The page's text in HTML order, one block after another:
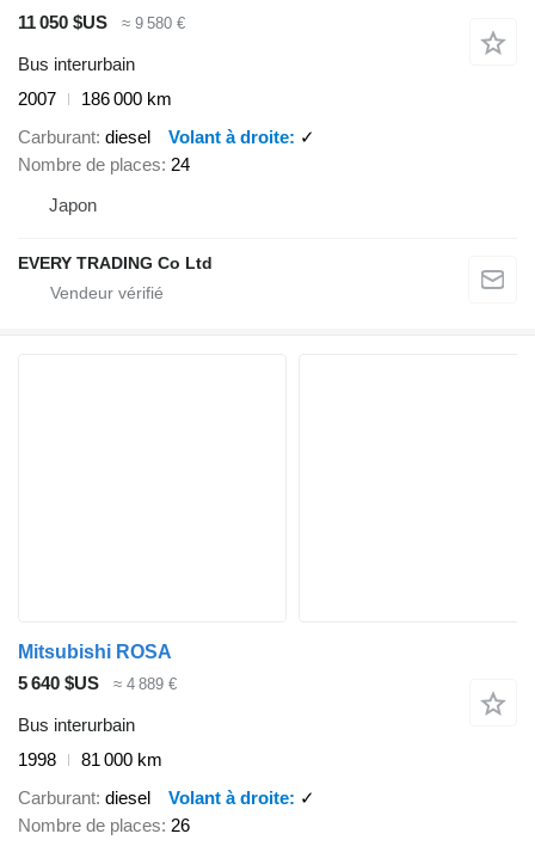
11 050 $US
≈ 9 580 €
Bus interurbain
2007
186 000 km
Carburant diesel Volant à droite
✓
Nombre de places 24
Japon
EVERY TRADING Co Ltd
Mitsubishi ROSA
5 640 $US
≈ 4 889 €
Bus interurbain
1998
81 000 km
Carburant diesel Volant à droite
✓
Nombre de places 26